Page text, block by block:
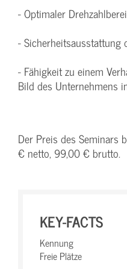
- Optimaler
- Sicherheitsausstattung
- Fähigkeit zu einem
Bild des Unternehmens
Der Preis des Seminars
€ netto, 99,00 € brutto.
KEY-FACTS
Kennung
Freie Plätze